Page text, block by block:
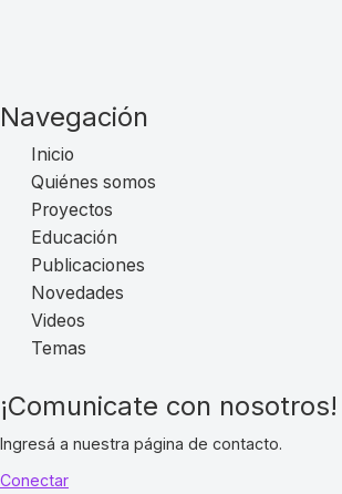
Navegación
Inicio
Quiénes somos
Proyectos
Educación
Publicaciones
Novedades
Videos
Temas
¡Comunicate con nosotros!
Ingresá a nuestra página de contacto.
Conectar